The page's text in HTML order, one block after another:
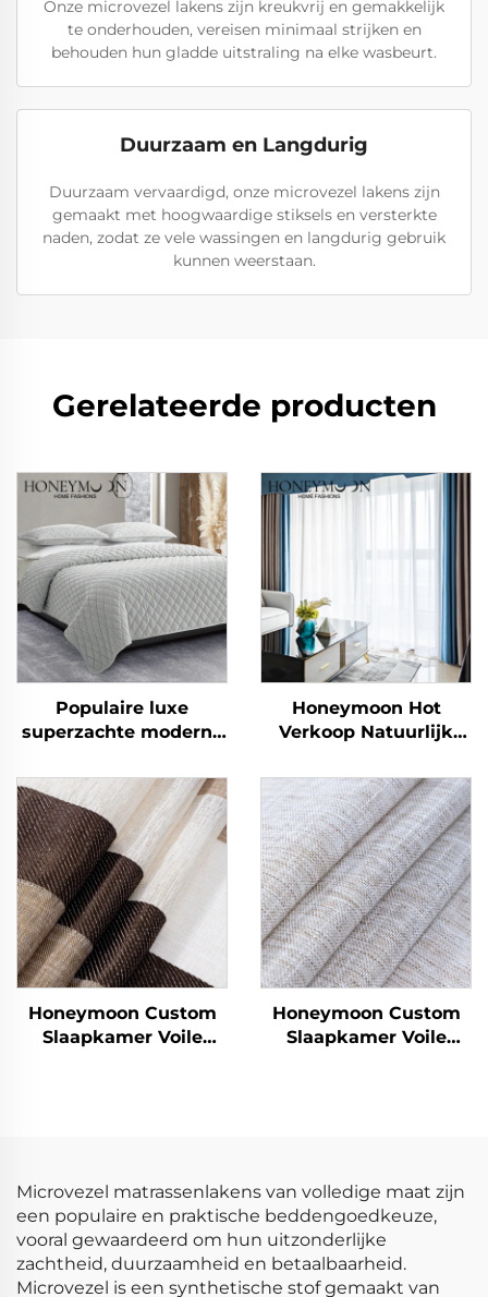
Onze microvezel lakens zijn kreukvrij en gemakkelijk
te onderhouden, vereisen minimaal strijken en
behouden hun gladde uitstraling na elke wasbeurt.
Duurzaam en Langdurig
Duurzaam vervaardigd, onze microvezel lakens zijn
gemaakt met hoogwaardige stiksels en versterkte
naden, zodat ze vele wassingen en langdurig gebruik
kunnen weerstaan.
Gerelateerde producten
Populaire luxe
superzachte moderne
koningsmaat 3 stuks
Honeymoon Hot
Verkoop Natuurlijk
Geïsoleerde Oogjes
Verduisterende
Gordijnen voor
Slaapkamer Raam
Honeymoon Custom
Slaapkamer Voile
Thuis
Honeymoon Custom
Slaapkamer Voile
Thuis
Microvezel matrassenlakens van volledige maat zijn
een populaire en praktische beddengoedkeuze,
vooral gewaardeerd om hun uitzonderlijke
zachtheid, duurzaamheid en betaalbaarheid.
Microvezel is een synthetische stof gemaakt van